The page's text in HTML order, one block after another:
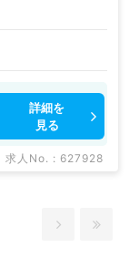
詳細を
見る
求人No. : 627928